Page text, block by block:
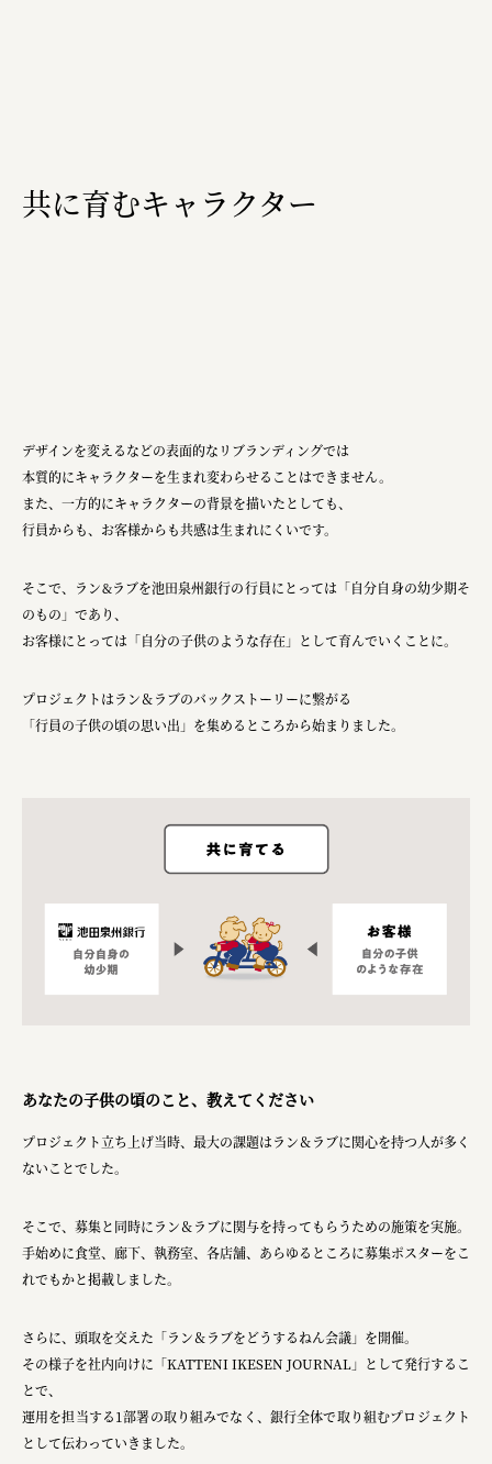
株式会社ドリームプラザ
株式会社 中日ステンドアート
DEAR FRIEND'S
株式会社ロッテ
ourselves
株式会社池田泉州銀行
株式会社イソガイ
インターステラテクノロジズ株式会社
株式会社リビタ
宗教法人圓能寺立 若草幼稚園
株式会社 照沼
食処くさの根
株式会社クイーンピスタチオ
株式会社ハッチ
株式会社リブロプラス
福島県商工会連合会
共に育むキャラクター
デザインを変えるなどの表面的なリブランディングでは
本質的にキャラクターを生まれ変わらせることはできません。
また、一方的にキャラクターの背景を描いたとしても、
行員からも、お客様からも共感は生まれにくいです。
そこで、ラン&ラブを池田泉州銀行の行員にとっては「自分自身の幼少期そ
のもの」であり、
お客様にとっては「自分の子供のような存在」として育んでいくことに。
プロジェクトはラン＆ラブのバックストーリーに繋がる
「行員の子供の頃の思い出」を集めるところから始まりました。
あなたの子供の頃のこと、教えてください
プロジェクト立ち上げ当時、最大の課題はラン＆ラブに関心を持つ人が多く
ないことでした。
そこで、募集と同時にラン＆ラブに関与を持ってもらうための施策を実施。
手始めに食堂、廊下、執務室、各店舗、あらゆるところに募集ポスターをこ
れでもかと掲載しました。
さらに、頭取を交えた「ラン＆ラブをどうするねん会議」を開催。
その様子を社内向けに「KATTENI IKESEN JOURNAL」として発行するこ
とで、
運用を担当する1部署の取り組みでなく、銀行全体で取り組むプロジェクト
として伝わっていきました。